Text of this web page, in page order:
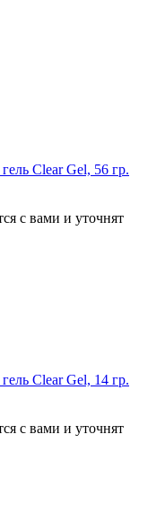
Clear Gel, 56 гр.
с вами и уточнят
Clear Gel, 14 гр.
с вами и уточнят